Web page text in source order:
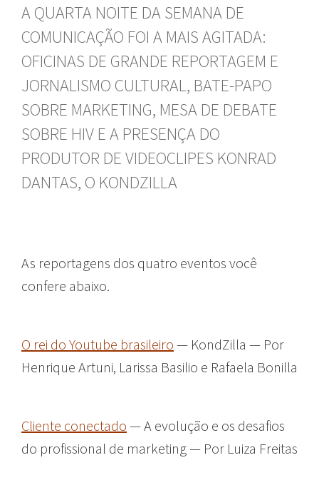
A QUARTA NOITE DA SEMANA DE
COMUNICAÇÃO FOI A MAIS AGITADA:
OFICINAS DE GRANDE REPORTAGEM E
JORNALISMO CULTURAL, BATE-PAPO
SOBRE MARKETING, MESA DE DEBATE
SOBRE HIV E A PRESENÇA DO
PRODUTOR DE VIDEOCLIPES KONRAD
DANTAS, O KONDZILLA
As reportagens dos quatro eventos você
confere abaixo.
O rei do Youtube brasileiro — KondZilla — Por
Henrique Artuni, Larissa Basilio e Rafaela Bonilla
Cliente conectado — A evolução e os desafios
do profissional de marketing — Por Luiza Freitas